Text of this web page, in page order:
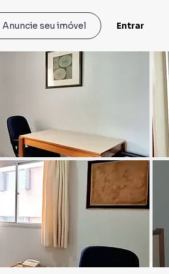
Anuncie seu imóvel Entrar